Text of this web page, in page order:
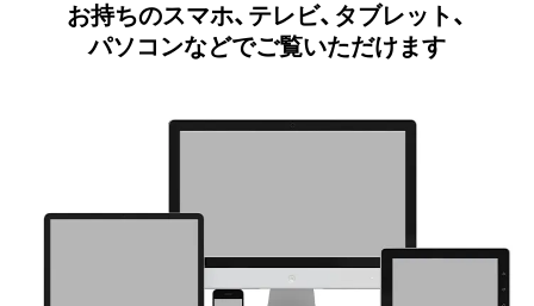
お持ちのスマホ、テレビ、タブレット、
パソコンなどでご覧いただけます